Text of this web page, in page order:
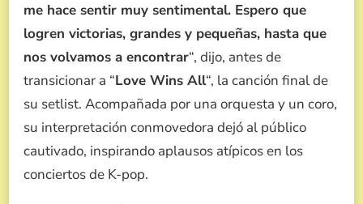
me hace sentir muy sentimental. Espero que
logren victorias, grandes y pequeñas, hasta que
nos volvamos a encontrar“, dijo, antes de
transicionar a “Love Wins All“, la canción final de
su setlist. Acompañada por una orquesta y un coro,
su interpretación conmovedora dejó al público
cautivado, inspirando aplausos atípicos en los
conciertos de K-pop.